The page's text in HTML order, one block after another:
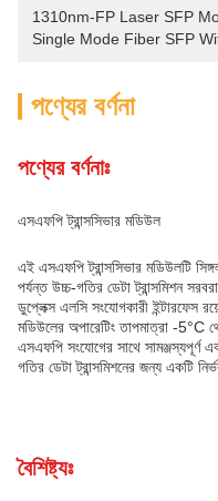
1310nm-FP Laser SFP
Single Mode Fiber SFP
পণ্যের বর্ণনা
পণ্যের বর্ণনাঃ
এসএফপি ট্রান্সসিভার মডিউল
এই এসএফপি ট্রান্সসিভার মডিউলটি
পর্যন্ত উচ্চ-গতির ডেটা ট্রান্সমিশন
ডুপ্লেক্স এলসি সংযোগকারী ইন্টারফেস
মডিউলের অপারেটিং তাপমাত্রা -
এসএফপি সংযোগের সাথে সামঞ্জস্যপূর্ণ
গতির ডেটা ট্রান্সমিশনের জন্য একটি
বৈশিষ্ট্যঃ